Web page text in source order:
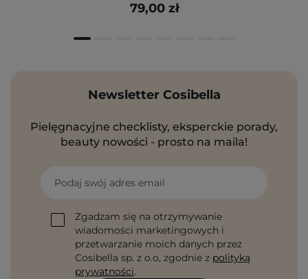
79,00 zł
Newsletter Cosibella
Pielęgnacyjne checklisty, eksperckie porady,
beauty nowości - prosto na maila!
Podaj swój adres email
Zgadzam się na otrzymywanie
wiadomości marketingowych i
przetwarzanie moich danych przez
Cosibella sp. z o.o, zgodnie z polityką
prywatności.